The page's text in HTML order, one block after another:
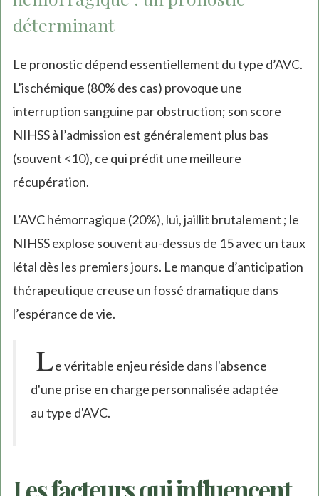
déterminant
Le pronostic dépend essentiellement du type d’AVC.
L’ischémique (80% des cas) provoque une
interruption sanguine par obstruction; son score
NIHSS à l’admission est généralement plus bas
(souvent <10), ce qui prédit une meilleure
récupération.
L’AVC hémorragique (20%), lui, jaillit brutalement ; le
NIHSS explose souvent au-dessus de 15 avec un taux
létal dès les premiers jours. Le manque d’anticipation
thérapeutique creuse un fossé dramatique dans
l’espérance de vie.
Le véritable enjeu réside dans l'absence
d'une prise en charge personnalisée adaptée
au type d'AVC.
Les facteurs qui influencent